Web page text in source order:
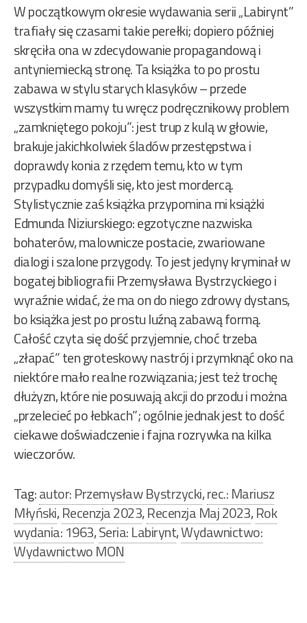
W początkowym okresie wydawania serii „Labirynt”
trafiały się czasami takie perełki; dopiero później
skręciła ona w zdecydowanie propagandową i
antyniemiecką stronę. Ta książka to po prostu
zabawa w stylu starych klasyków – przede
wszystkim mamy tu wręcz podręcznikowy problem
„zamkniętego pokoju”: jest trup z kulą w głowie,
brakuje jakichkolwiek śladów przestępstwa i
doprawdy konia z rzędem temu, kto w tym
przypadku domyśli się, kto jest mordercą.
Stylistycznie zaś książka przypomina mi książki
Edmunda Niziurskiego: egzotyczne nazwiska
bohaterów, malownicze postacie, zwariowane
dialogi i szalone przygody. To jest jedyny kryminał w
bogatej bibliografii Przemysława Bystrzyckiego i
wyraźnie widać, że ma on do niego zdrowy dystans,
bo książka jest po prostu luźną zabawą formą.
Całość czyta się dość przyjemnie, choć trzeba
„złapać” ten groteskowy nastrój i przymknąć oko na
niektóre mało realne rozwiązania; jest też trochę
dłużyzn, które nie posuwają akcji do przodu i można
„przelecieć po łebkach”; ogólnie jednak jest to dość
ciekawe doświadczenie i fajna rozrywka na kilka
wieczorów.
Tag:autor: Przemysław Bystrzycki,rec.: Mariusz
Młyński,Recenzja 2023,Recenzja Maj 2023,Rok
wydania: 1963,Seria: Labirynt,Wydawnictwo:
Wydawnictwo MON